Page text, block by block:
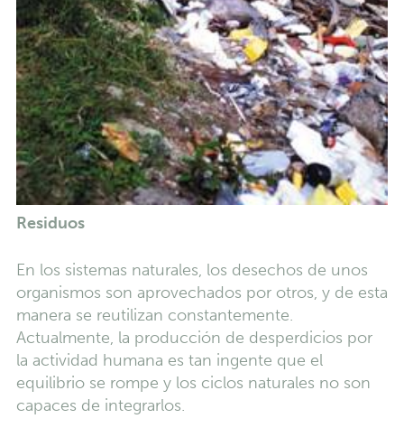
Residuos
En los sistemas naturales, los desechos de unos
organismos son aprovechados por otros, y de esta
manera se reutilizan constantemente.
Actualmente, la producción de desperdicios por
la actividad humana es tan ingente que el
equilibrio se rompe y los ciclos naturales no son
capaces de integrarlos.